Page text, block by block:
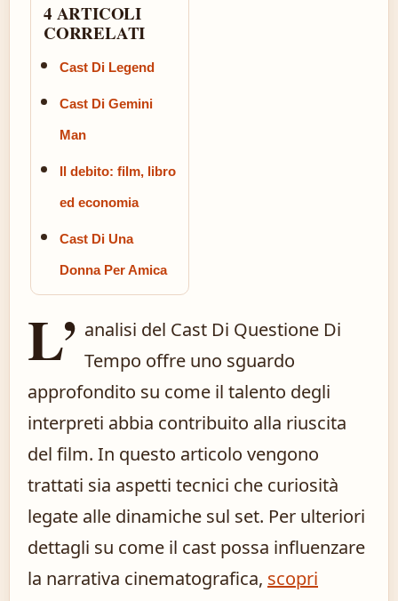
4 ARTICOLI
CORRELATI
Cast Di Legend
Cast Di Gemini
Man
Il debito: film, libro
ed economia
Cast Di Una
Donna Per Amica
L’ analisi del Cast Di Questione Di
Tempo offre uno sguardo
approfondito su come il talento degli
interpreti abbia contribuito alla riuscita
del film. In questo articolo vengono
trattati sia aspetti tecnici che curiosità
legate alle dinamiche sul set. Per ulteriori
dettagli su come il cast possa influenzare
la narrativa cinematografica, scopri